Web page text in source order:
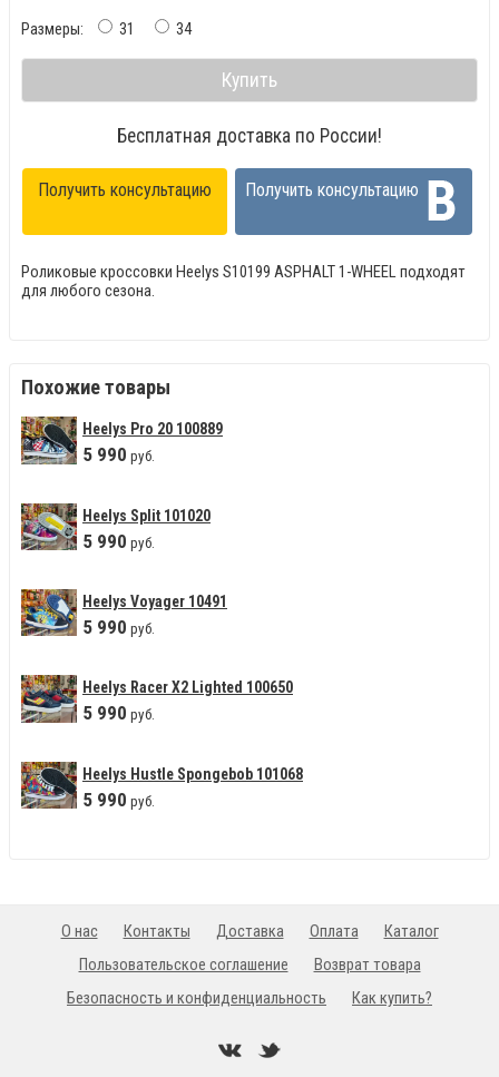
Похожие товары
Heelys Pro 20 100889
5 990 руб.
Heelys Split 101020
5 990 руб.
Heelys Voyager 10491
5 990 руб.
Heelys Racer X2 Lighted 100650
5 990 руб.
Heelys Hustle Spongebob 101068
5 990 руб.
Размеры: 31 34
Купить
Бесплатная доставка по России!
Получить консультацию Получить консультацию
Роликовые кроссовки Heelys S10199 ASPHALT 1-WHEEL подходят
для любого сезона.
О нас Контакты Доставка Оплата
Каталог
Пользовательское соглашение
Возврат товара
Безопасность и конфиденциальность
Как купить?